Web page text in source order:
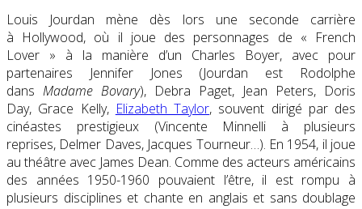
Louis Jourdan mène dès lors une seconde carrière
à Hollywood, où il joue des personnages de « French
Lover » à la manière d’un Charles Boyer, avec pour
partenaires Jennifer Jones (Jourdan est Rodolphe
dans Madame Bovary), Debra Paget, Jean Peters, Doris
Day, Grace Kelly, Elizabeth Taylor, souvent dirigé par des
cinéastes prestigieux (Vincente Minnelli à plusieurs
reprises, Delmer Daves, Jacques Tourneur…). En 1954, il joue
au théâtre avec James Dean. Comme des acteurs américains
des années 1950-1960 pouvaient l’être, il est rompu à
plusieurs disciplines et chante en anglais et sans doublage